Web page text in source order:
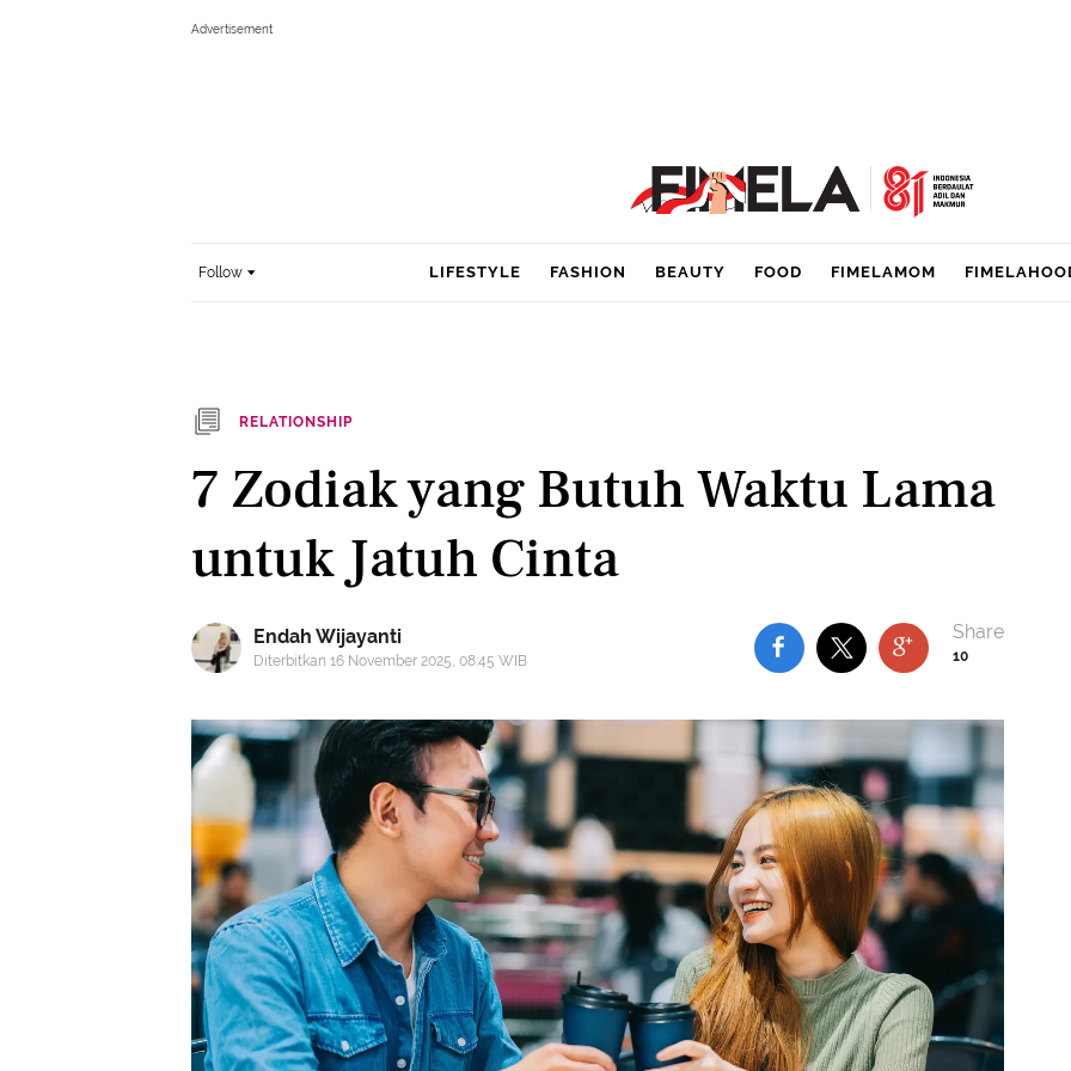
Follow LIFESTYLE FASHION BEAUTY FOOD FIMELAMOM
RELATIONSHIP
7 Zodiak yang Butuh Waktu Lama
untuk Jatuh Cinta
Endah Wijayanti
Diterbitkan 16 November 2025, 08:45 WIB 10